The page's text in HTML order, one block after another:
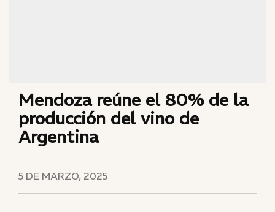
Mendoza reúne el 80% de la
producción del vino de
Argentina
5 DE MARZO, 2025